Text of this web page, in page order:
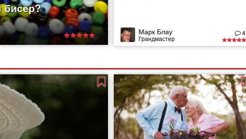
бисер?
Несмотря на свою
популярности.
техник работы с
из бисера или
би
Марк Блау
Грандмастер
4